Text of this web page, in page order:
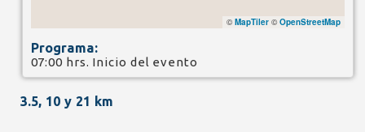
© MapTiler© OpenStreetMap
Programa:
07:00 hrs. Inicio del evento
3.5, 10 y 21 km